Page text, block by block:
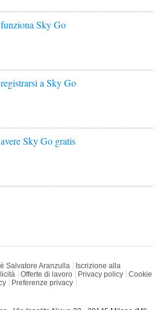
Sky Go
a Sky Go
Sky Go gratis
Salvatore Aranzulla
Iscrizione alla
Offerte di lavoro Privacy policy
Cookie
Preferenze privacy